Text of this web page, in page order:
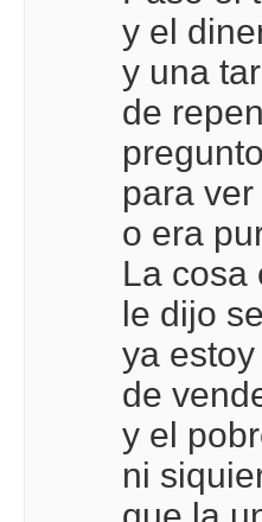
y el
y una
de
para
o era
La cosa
le dijo
ya
de
y el
ni